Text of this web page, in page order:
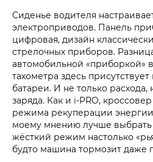
Сиденье водителя
электроприводов. Панель
цифровая, дизайн
стрелочных приборов.
автомобильной «приборкой»
тахометра здесь
батареи. И не только расхода,
заряда. Как и i‑PRO,
режима рекуперации
моему мнению лучше выбрать
жёсткий режим настолько
будто машина тормозит даже